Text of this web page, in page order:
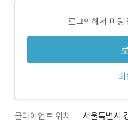
로그인해서 미팅
클라이언트 위치 서울특별시